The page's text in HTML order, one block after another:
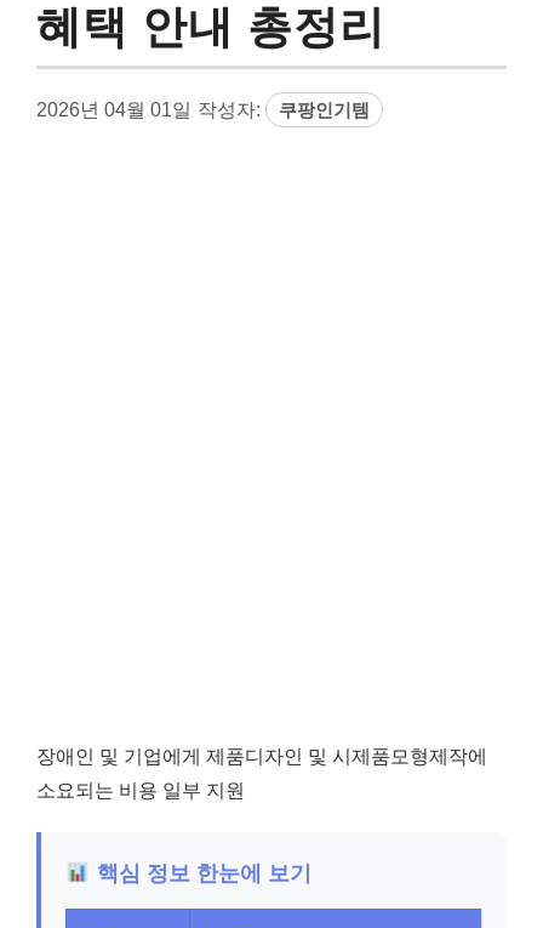
혜택 안내 총정리
2026년 04월 01일 작성자: 쿠팡인기템
장애인 및 기업에게 제품디자인 및 시제품모형제작에
소요되는 비용 일부 지원
핵심 정보 한눈에 보기